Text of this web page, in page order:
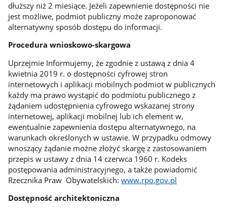
dłuższy niż 2 miesiące. Jeżeli zapewnienie dostępności nie
jest możliwe, podmiot publiczny może zaproponować
alternatywny sposób dostępu do informacji.
Procedura wnioskowo-skargowa
Uprzejmie Informujemy, że zgodnie z ustawą z dnia 4
kwietnia 2019 r. o dostępności cyfrowej stron
internetowych i aplikacji mobilnych podmiot w publicznych
każdy ma prawo wystąpić do podmiotu publicznego z
żądaniem udostępnienia cyfrowego wskazanej strony
internetowej, aplikacji mobilnej lub ich element w,
ewentualnie zapewnienia dostępu alternatywnego, na
warunkach określonych w ustawie. W przypadku odmowy
wnoszący żądanie możne złożyć skargę z zastosowaniem
przepis w ustawy z dnia 14 czerwca 1960 r. Kodeks
postępowania administracyjnego, a także powiadomić
Rzecznika Praw Obywatelskich: www.rpo.gov.pl
Dostępność architektoniczna